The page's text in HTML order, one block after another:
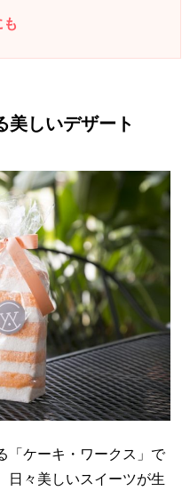
美しいデザート
「ケーキ・ワークス」で
日々美しいスイーツが生